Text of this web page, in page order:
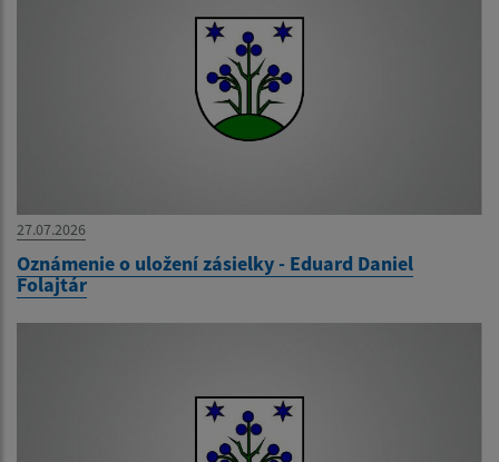
27.07.2026
Oznámenie o uložení zásielky - Eduard Daniel
Folajtár